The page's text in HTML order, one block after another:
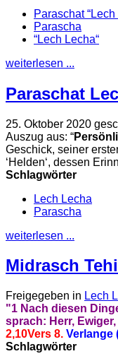
Paraschat “Lech
Parascha
“Lech Lecha“
weiterlesen ...
Paraschat
25. Oktober 2020
Auszug aus: “
Geschick, seiner
ʻHeldenʻ, dessen
Schlagwörter
Lech Lecha
Parascha
weiterlesen ...
Midrasch
Freigegeben in Lech
"1 Nach diesen
sprach: Herr,
2,10Vers 8. Verlange
Schlagwörter